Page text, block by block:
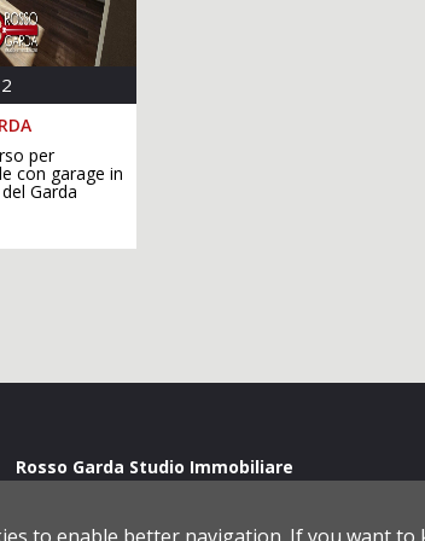
per
con garage in
Garda
Rosso Garda Studio Immobiliare